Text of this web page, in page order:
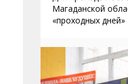
Магаданской
«проходных дней»